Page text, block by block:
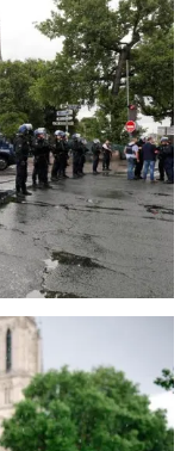
có sự chấp
khi phát hành lại